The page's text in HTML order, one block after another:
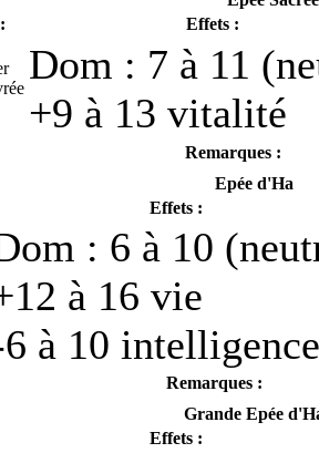
Effets :
Dom : 7 à 11
+9 à 13 vitalité
Remarques :
Epée d'Ha
Effets :
: 6 à 10
à 16 vie
à 10 intelligence
Remarques :
Grande Epée
Effets :